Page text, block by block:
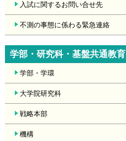
入試に関するお問い合せ先
不測の事態に係わる緊急連絡
学部・研究科・基盤共通教育
学部・学環
大学院研究科
戦略本部
機構